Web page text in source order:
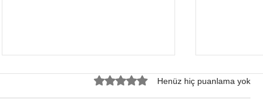
5 üzerinden 0 yıldızHenüz hiç puanlama yok